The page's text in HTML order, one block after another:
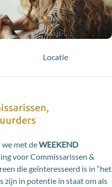
Locatie
met deWEEKEND
voor Commissarissen &
die geïnteresseerd is in “het
zijn in potentie in staat om als